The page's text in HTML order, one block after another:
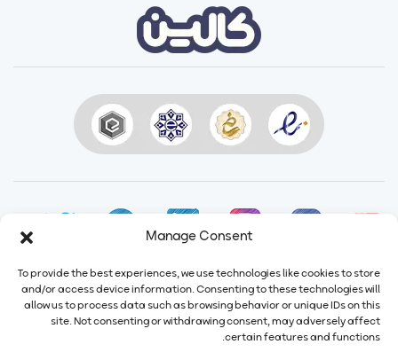
Manage Consent
To provide the best experiences, we use technologies like cookies to store
and/or access device information. Consenting to these technologies will
allow us to process data such as browsing behavior or unique IDs on this
site. Not consenting or withdrawing consent, may adversely affect
certain features and functions.
ایمیل:info@calindairy.com